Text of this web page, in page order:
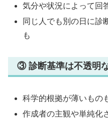
気分や状況によって回
同じ人でも別の日に診
も
③ 診断基準は不透明
科学的根拠が薄いもの
作成者の主観や単純化